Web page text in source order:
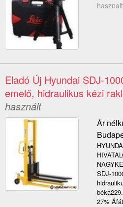
Eladó Új Hyundai SDJ-
emelő, hidraulikus kézi
használt
Ár
SDJ-
27%